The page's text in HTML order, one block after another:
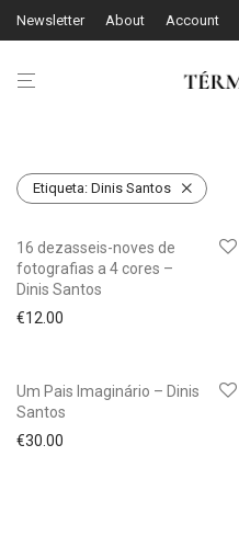
Newsletter About Account
Etiqueta: Dinis Santos
16 dezasseis-noves de
fotografias a 4 cores –
Dinis Santos
€12.00
Um Pais Imaginário – Dinis
Santos
€30.00